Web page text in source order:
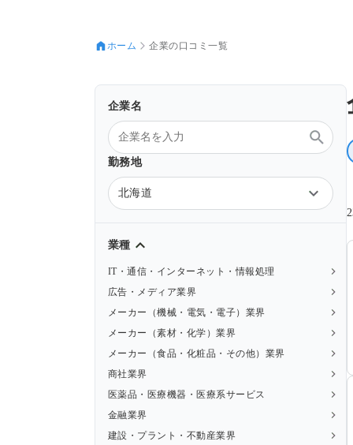
ホーム 企業の口コミ一覧
企業名
勤務地
北海道
業種
IT・通信・インターネット・情報処理
広告・メディア業界
メーカー（機械・電気・電子）業界
メーカー（素材・化学）業界
メーカー（食品・化粧品・その他）業界
商社業界
医薬品・医療機器・医療系サービス
金融業界
建設・プラント・不動産業界